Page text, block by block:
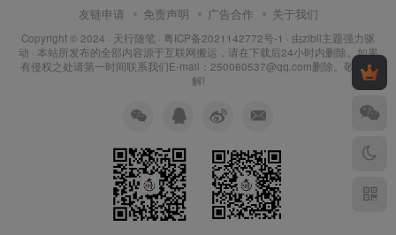
友链申请 免责声明 广告合作 关于我们
Copyright © 2024 · 天行随笔 · 粤ICP备2021142772号-1 · 由zibll主题强力驱
动 · 本站所发布的全部内容源于互联网搬运，请在下载后24小时内删除。如果
有侵权之处请第一时间联系我们E-mail：250060537@qq.com删除。敬请谅
解!